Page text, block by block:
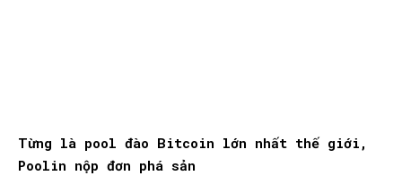
Từng là pool đào Bitcoin lớn nhất thế giới,
Poolin nộp đơn phá sản